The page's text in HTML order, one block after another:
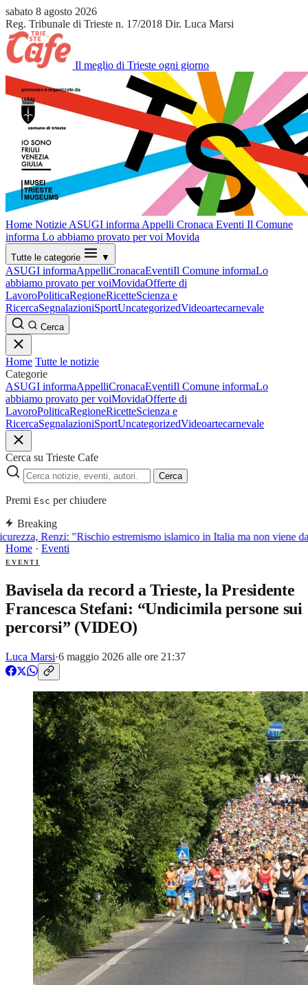
sabato 8 agosto 2026
Reg. Tribunale di Trieste n. 17/2018 Dir. Luca Marsi
Il meglio di Trieste ogni giorno
Home Notizie ASUGI informa Appelli Cronaca Eventi Il Comune
informa Lo abbiamo provato per voi Movida
Tutte le categorie ▼
ASUGI informaAppelliCronacaEventiIl Comune informaLo
abbiamo provato per voiMovidaOfferte di
LavoroPoliticaRegioneRicetteScienza e
RicercaSegnalazioniSportUncategorizedVideoartecarnevale
Cerca
Home Tutte le notizie
Categorie
ASUGI informaAppelliCronacaEventiIl Comune informaLo
abbiamo provato per voiMovidaOfferte di
LavoroPoliticaRegioneRicetteScienza e
RicercaSegnalazioniSportUncategorizedVideoartecarnevale
Cerca su Trieste Cafe
Cerca
Premi Esc per chiudere
Breaking
Renzi: "Rischio estremismo islamico in Italia ma non viene
Home · Eventi
EVENTI
Bavisela da record a Trieste, la Presidente
Francesca Stefani: “Undicimila persone sui
percorsi” (VIDEO)
Luca Marsi·6 maggio 2026 alle ore 21:37